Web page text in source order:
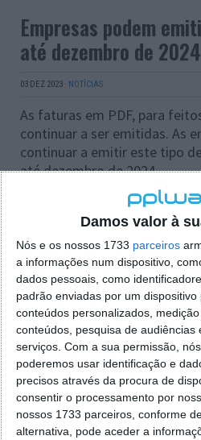
Damos valor à
Nós e os nossos 1733 parceiros
a informações num dispositivo,
dados pessoais, como
padrão enviadas por um
conteúdos personalizados,
conteúdos, pesquisa de audiências
serviços. Com a sua permissão,
poderemos usar identificação e
precisos através da procura de
consentir o processamento por
nossos 1733 parceiros, conforme
alternativa, pode aceder a
Empresas podem
até dezembro de 2024
03 DEZ 2023 · NOTÍCIAS
As faturas em PDF, para
continuar a ser emitidas. As
continuar a emitir este tipo
até dezembro de 2024.